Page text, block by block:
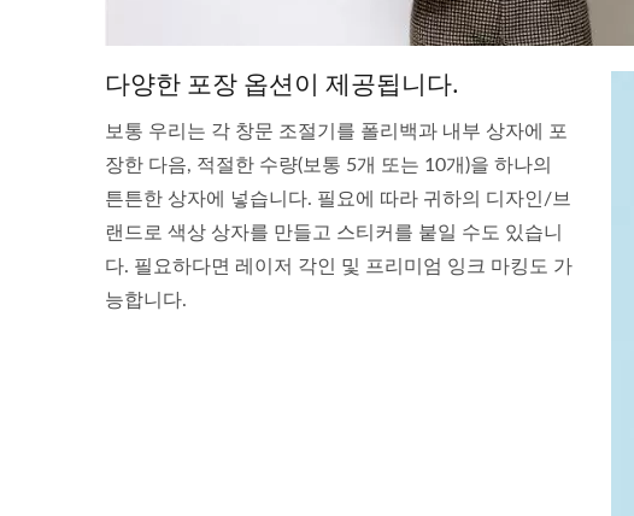
다양한 포장 옵션이 제공됩니다.
보통 우리는 각 창문 조절기를 폴리백과 내부 상자에 포
장한 다음, 적절한 수량(보통 5개 또는 10개)을 하나의
튼튼한 상자에 넣습니다. 필요에 따라 귀하의 디자인/브
랜드로 색상 상자를 만들고 스티커를 붙일 수도 있습니
다. 필요하다면 레이저 각인 및 프리미엄 잉크 마킹도 가
능합니다.